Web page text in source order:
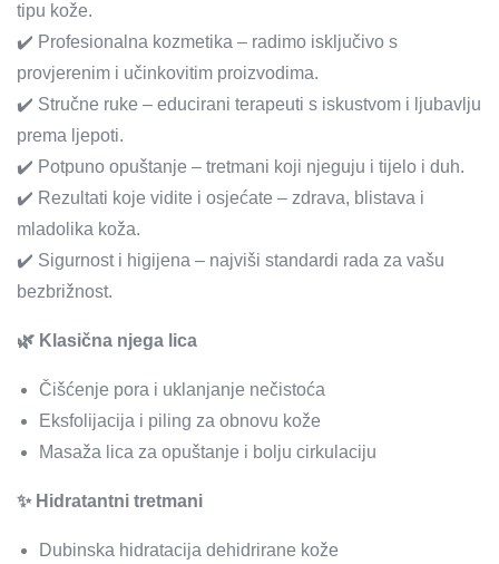
tipu kože.
✔️ Profesionalna kozmetika – radimo isključivo s
provjerenim i učinkovitim proizvodima.
✔️ Stručne ruke – educirani terapeuti s iskustvom i ljubavlju
prema ljepoti.
✔️ Potpuno opuštanje – tretmani koji njeguju i tijelo i duh.
✔️ Rezultati koje vidite i osjećate – zdrava, blistava i
mladolika koža.
✔️ Sigurnost i higijena – najviši standardi rada za vašu
bezbrižnost.
🌿 Klasična njega lica
Čišćenje pora i uklanjanje nečistoća
Eksfolijacija i piling za obnovu kože
Masaža lica za opuštanje i bolju cirkulaciju
✨ Hidratantni tretmani
Dubinska hidratacija dehidrirane kože